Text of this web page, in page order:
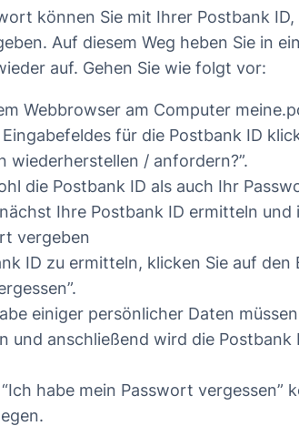
können Sie mit Ihrer Postbank
Auf diesem Weg heben Sie in
auf. Gehen Sie wie folgt vor:
Webbrowser am Computer
für die Postbank ID
wiederherstellen / anfordern?”.
die Postbank ID als auch Ihr
Ihre Postbank ID ermitteln
vergeben
ID zu ermitteln, klicken Sie auf
einiger persönlicher Daten
und anschließend wird die Postbank
habe mein Passwort vergessen”